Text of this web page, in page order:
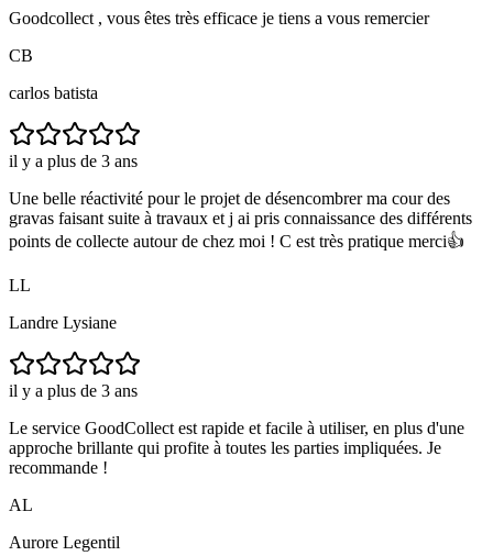
Goodcollect , vous êtes très efficace je tiens a vous remercier
CB
carlos batista
il y a plus de 3 ans
Une belle réactivité pour le projet de désencombrer ma cour des
gravas faisant suite à travaux et j ai pris connaissance des différents
points de collecte autour de chez moi ! C est très pratique merci👍
LL
Landre Lysiane
il y a plus de 3 ans
Le service GoodCollect est rapide et facile à utiliser, en plus d'une
approche brillante qui profite à toutes les parties impliquées. Je
recommande !
AL
Aurore Legentil